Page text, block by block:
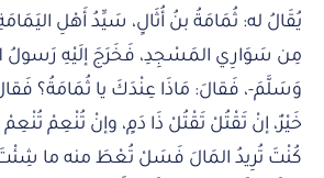
يُقَالُ له: ثُمَامَةُ بنُ أُثَالٍ، سَيِّدُ أَهْلِ
مِن سَوَارِي المَسْجِدِ، فَخَرَجَ إلَيْهِ رَسولُ
وَسَلَّمَ-، فَقالَ: مَاذَا عِنْدَكَ يا ثُمَامَةُ؟
خَيْرٌ، إنْ تَقْتُلْ تَقْتُلْ ذَا دَمٍ، وإنْ تُنْعِمْ
كُنْتَ تُرِيدُ المَالَ فَسَلْ تُعْطَ منه ما